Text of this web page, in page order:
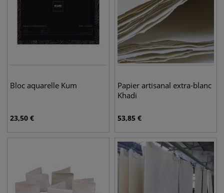
Bloc aquarelle Kum
23,50 €
Papier artisanal extra-blanc
Khadi
53,85 €